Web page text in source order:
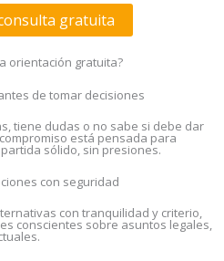
gratuita
orientación gratuita?
de tomar decisiones
tiene dudas o no sabe si debe dar
está pensada para
sólido, sin presiones.
con seguridad
con tranquilidad y criterio,
conscientes sobre asuntos legales,